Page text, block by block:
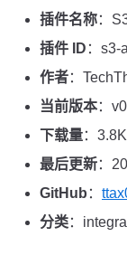
插件名称：
插件 ID ：s3-
作者：
当前版本：
下载量：3.8K
最后更新：
GitHub ：
分类：